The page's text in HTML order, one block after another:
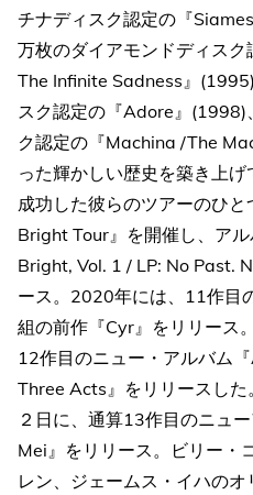
チナディスク認定の『
万枚のダイアモンドディス
The Infinite Sadness』
スク認定の『Adore』(1998)
ク認定の『Machina /The
った輝かしい歴史を築き上
成功した彼らのツアーのひ
Bright Tour』を開催し、ア
Bright, Vol. 1 / LP: No Past.
ース。2020年には、11作目
組の前作『Cyr』をリリース
12作目のニュー・アルバム
Three Acts』をリリースし
２日に、通算13作目のニュ
Mei』をリリース。ビリー・
レン、ジェームス・イハの